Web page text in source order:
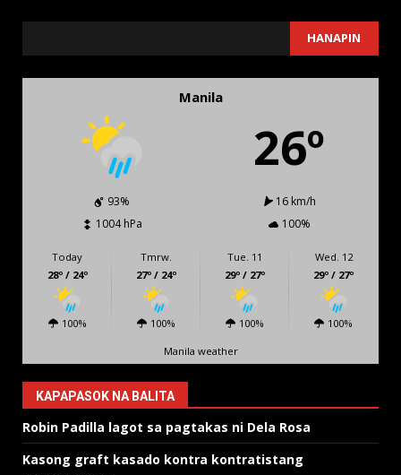
HANAPIN
Manila
26º
93%
16 km/h
1004 hPa
100%
Today
28º / 24º
100%
Tmrw.
27º / 24º
100%
Tue. 11
29º / 27º
100%
Wed. 12
29º / 27º
100%
Manila weather
KAPAPASOK NA BALITA
Robin Padilla lagot sa pagtakas ni Dela Rosa
Kasong graft kasado kontra kontratistang